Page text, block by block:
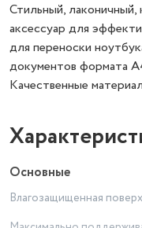
Стильный,
аксессуар для
для переноски
документов формата
Качественные
Основные
Влагозащищенная